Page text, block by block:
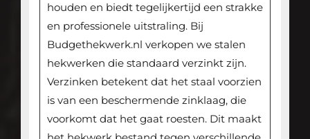
houden en biedt tegelijkertijd een strakke
en professionele uitstraling. Bij
Budgethekwerk.nl verkopen we stalen
hekwerken die standaard verzinkt zijn.
Verzinken betekent dat het staal voorzien
is van een beschermende zinklaag, die
voorkomt dat het gaat roesten. Dit maakt